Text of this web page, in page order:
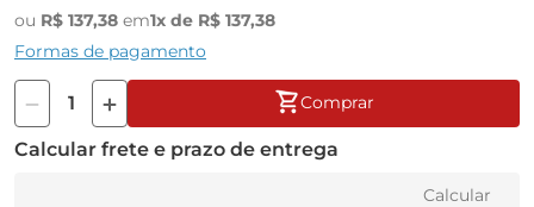
ou R$ 137,38 em1x de R$ 137,38
Formas de pagamento
Comprar
Calcular frete e prazo de entrega
Calcular